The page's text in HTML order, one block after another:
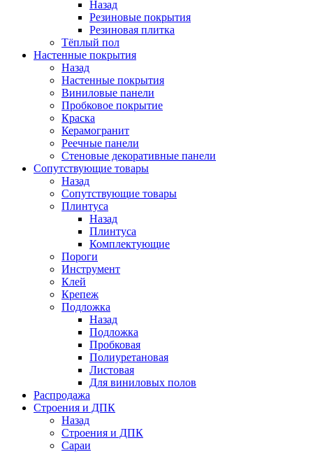
Назад
Резиновые покрытия
Резиновая плитка
Тёплый пол
Настенные покрытия
Назад
Настенные покрытия
Виниловые панели
Пробковое покрытие
Краска
Керамогранит
Реечные панели
Стеновые декоративные панели
Сопутствующие товары
Назад
Сопутствующие товары
Плинтуса
Назад
Плинтуса
Комплектующие
Пороги
Инструмент
Клей
Крепеж
Подложка
Назад
Подложка
Пробковая
Полиуретановая
Листовая
Для виниловых полов
Распродажа
Строения и ДПК
Назад
Строения и ДПК
Сараи